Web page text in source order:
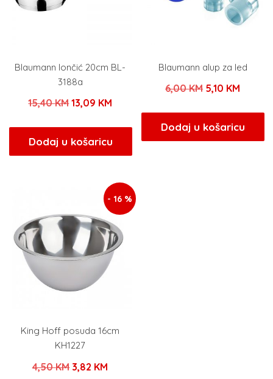
Blaumann lončić 20cm BL-
3188a
15,40KMIzvorna
bila
je:
13,09 KM
je:
13,09 KM.
Dodaj u košaricu
Blaumann alup za led
6,00KM Izvorna
bila
je:
5,10 KM
je:
5,10
Dodaj u košaricu
- 16 %
King Hoff posuda 16cm
KH1227
4,50KM Izvorna
3,82 KM